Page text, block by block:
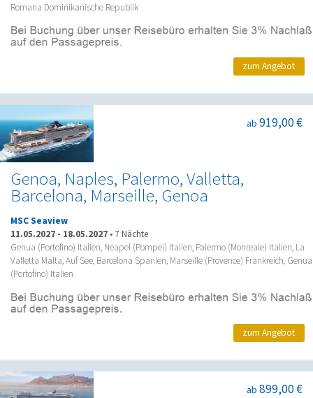
Romana Dominikanische Republik
zum Angebot
Genoa, Naples, Palermo, Valletta,
Barcelona, Marseille, Genoa
ab 919,00 €
MSC Seaview
11.05.2027 - 18.05.2027 • 7 Nächte
Genua (Portofino) Italien, Neapel (Pompei) Italien, Palermo (Monreale) Italien, La
Valletta Malta, Auf See, Barcelona Spanien, Marseille (Provence) Frankreich, Genua
(Portofino) Italien
zum Angebot
ab 899,00 €